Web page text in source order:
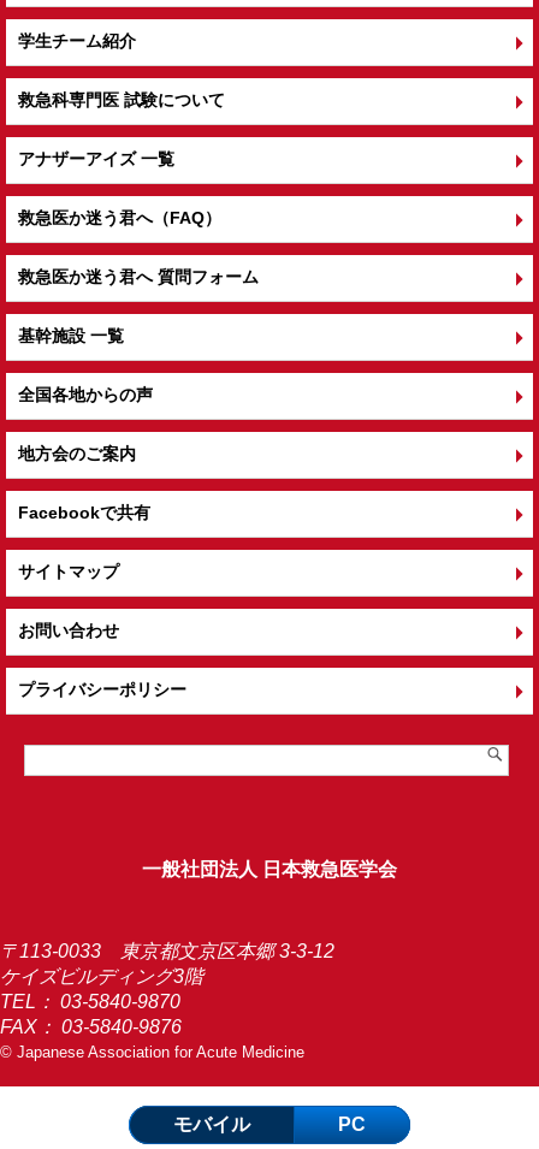
学生チーム紹介
救急科専門医 試験について
アナザーアイズ 一覧
救急医か迷う君へ（FAQ）
救急医か迷う君へ 質問フォーム
基幹施設 一覧
全国各地からの声
地方会のご案内
Facebookで共有
サイトマップ
お問い合わせ
プライバシーポリシー
一般社団法人 日本救急医学会
〒113-0033 東京都文京区本郷 3-3-12
ケイズビルディング3階
TEL： 03-5840-9870
FAX： 03-5840-9876
© Japanese Association for Acute Medicine
モバイル PC